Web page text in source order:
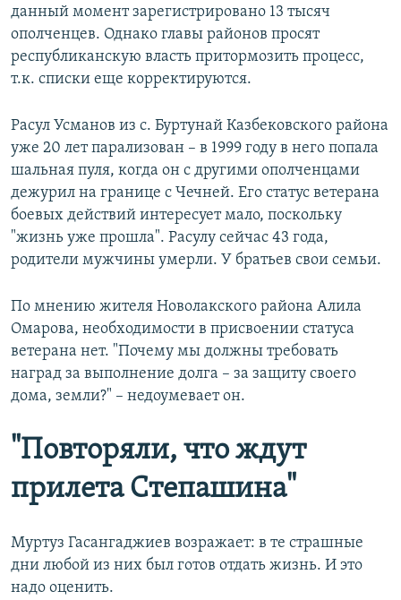
данный момент зарегистрировано 13 тысяч
ополченцев. Однако главы районов просят
республиканскую власть притормозить процесс,
т.к. списки еще корректируются.
Расул Усманов из с. Буртунай Казбековского района
уже 20 лет парализован – в 1999 году в него попала
шальная пуля, когда он с другими ополченцами
дежурил на границе с Чечней. Его статус ветерана
боевых действий интересует мало, поскольку
"жизнь уже прошла". Расулу сейчас 43 года,
родители мужчины умерли. У братьев свои семьи.
По мнению жителя Новолакского района Алила
Омарова, необходимости в присвоении статуса
ветерана нет. "Почему мы должны требовать
наград за выполнение долга – за защиту своего
дома, земли?" – недоумевает он.
"Повторяли, что ждут
прилета Степашина"
Муртуз Гасангаджиев возражает: в те страшные
дни любой из них был готов отдать жизнь. И это
надо оценить.